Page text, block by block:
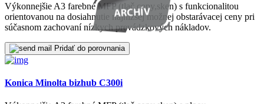
Výkonnejšie A3 farebné MFP (tlač,copy,sken) s funkcionalitou
orientovanou na dosiahnutie najnižšej možnej obstarávacej ceny pri
súčasnom zachovaní nízkych prevádzkových nákladov.
Pridať do porovnania
Konica Minolta bizhub C300i